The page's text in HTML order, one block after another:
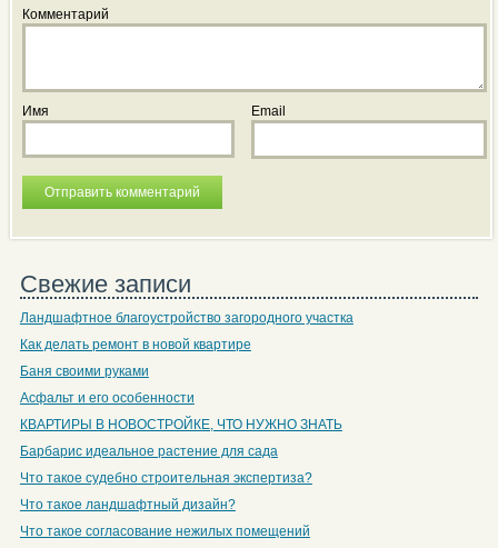
Комментарий
Имя Email
Свежие записи
Ландшафтное благоустройство загородного участка
Как делать ремонт в новой квартире
Баня своими руками
Асфальт и его особенности
КВАРТИРЫ В НОВОСТРОЙКЕ, ЧТО НУЖНО ЗНАТЬ
Барбарис идеальное растение для сада
Что такое судебно строительная экспертиза?
Что такое ландшафтный дизайн?
Что такое согласование нежилых помещений